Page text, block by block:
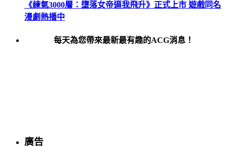
《練氣3000層：墮落女帝逼我飛升》正式上市 遊戲同名
漫劇熱播中
每天為您帶來最新最有趣的ACG消息！
廣告